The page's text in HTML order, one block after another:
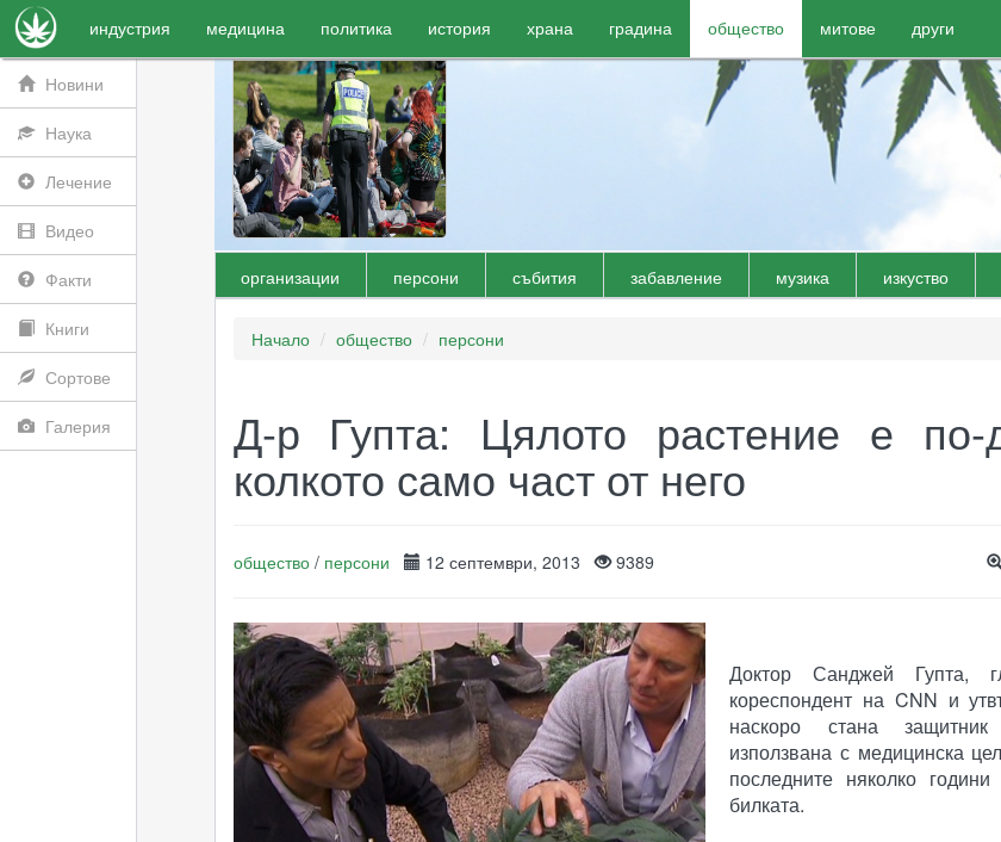
индустрия медицина политика история храна градина общество митове други
Новини
Наука
Лечение
Видео
Факти
Книги
Сортове
Галерия
организации персони събития забавление музика изкуство
Начало общество персони
Д-р Гупта: Цялото растение е по-
колкото само част от него
общество/ персони 12 септември, 2013 9389
Доктор Санджей Гупта,
кореспондент на CNN и
наскоро стана
използвана с медицинска
последните няколко
билката.